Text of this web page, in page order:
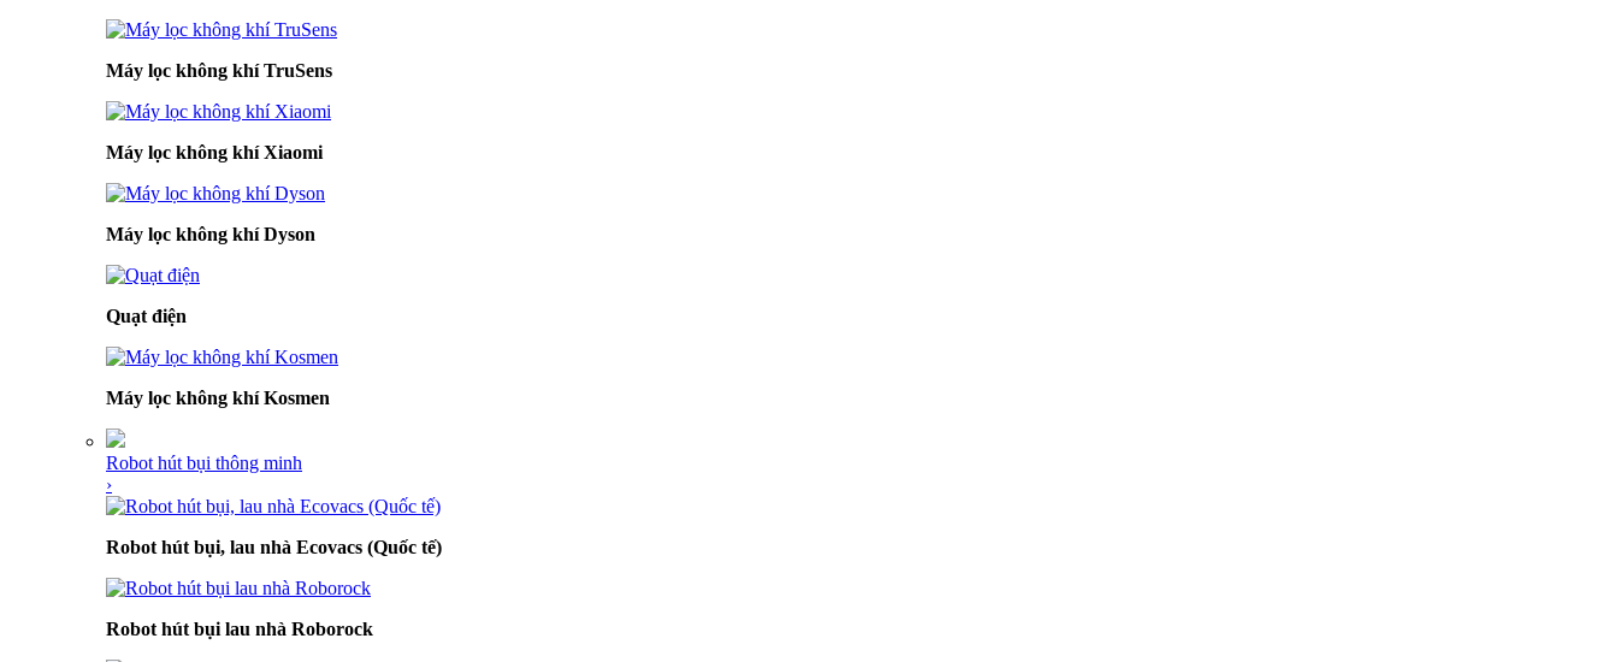
Máy lọc không khí TruSens
Máy lọc không khí Xiaomi
Máy lọc không khí Dyson
Quạt điện
Máy lọc không khí Kosmen
Robot hút bụi thông minh
›
Robot hút bụi, lau nhà Ecovacs (Quốc tế)
Robot hút bụi lau nhà Roborock